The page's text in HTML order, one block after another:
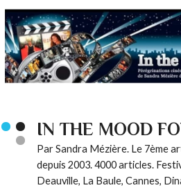
IN THE MOOD
Par Sandra Mézière. Le 7ème
depuis 2003. 4000 articles.
Deauville, La Baule, Cannes,